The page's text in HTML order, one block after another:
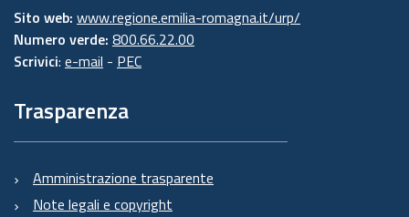
Sito web: www.regione.emilia-romagna.it/urp/
Numero verde: 800.66.22.00
Scrivici: e-mail - PEC
Trasparenza
Amministrazione trasparente
Note legali e copyright